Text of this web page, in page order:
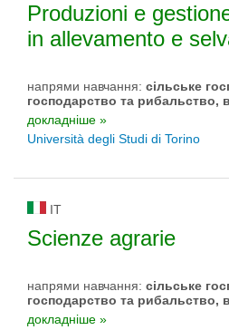
Produzioni e
in allevamento e
напрями навчання: сільське
господарство та рибальство,
докладніше »
Università degli Studi di Torino
IT
Scienze agrarie
напрями навчання: сільське
господарство та рибальство,
докладніше »